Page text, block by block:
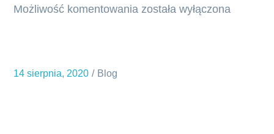
Możliwość komentowaniaDobry
została wyłączona
14 sierpnia, 2020 Blog